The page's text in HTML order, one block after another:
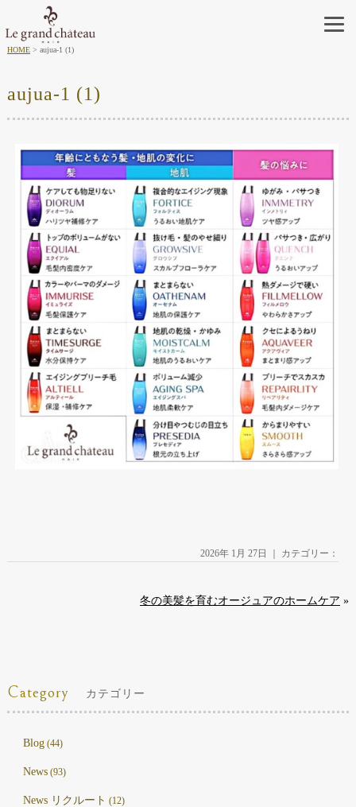
HOME aujua-1 (1)
aujua-1 (1)
2026年 1月 27日 ｜ カテゴリー：
冬の美髪を育むオージュアのホームケア »
Category カテゴリー
Blog(44)
News(93)
News リクルート (12)